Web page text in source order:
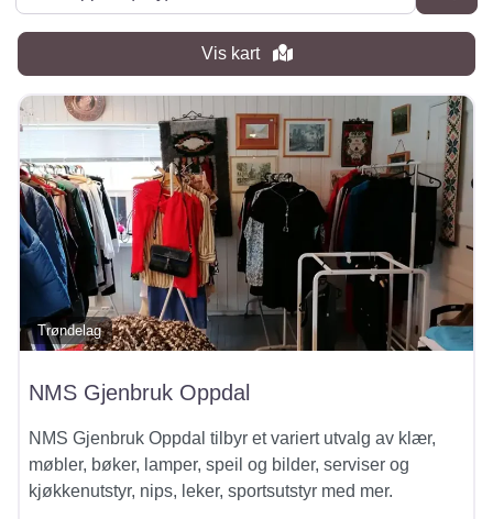
Vis kart
Trøndelag
NMS Gjenbruk Oppdal
NMS Gjenbruk Oppdal tilbyr et variert utvalg av klær,
møbler, bøker, lamper, speil og bilder, serviser og
kjøkkenutstyr, nips, leker, sportsutstyr med mer.